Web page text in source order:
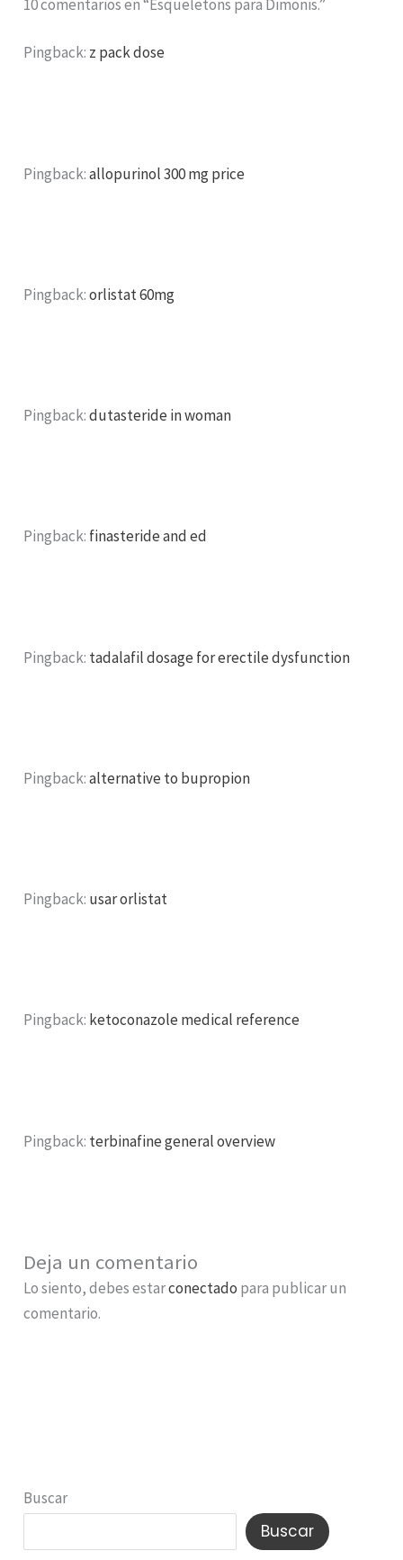
10 comentarios en “Esqueletons para Dimonis.”
Pingback: z pack dose
Pingback:allopurinol 300 mg price
Pingback:orlistat 60mg
Pingback:dutasteride in woman
Pingback: finasteride and ed
Pingback: tadalafil dosage for erectile dysfunction
Pingback:alternative to bupropion
Pingback: usar orlistat
Pingback: ketoconazole medical reference
Pingback: terbinafine general overview
Deja un comentario
Lo siento, debes estarconectado para publicar un
comentario.
Buscar
Buscar